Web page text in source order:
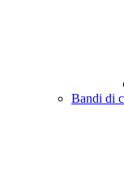
Bandi di